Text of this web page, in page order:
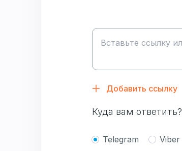
Добавить ссылку
Куда вам ответить?
Telegram Viber